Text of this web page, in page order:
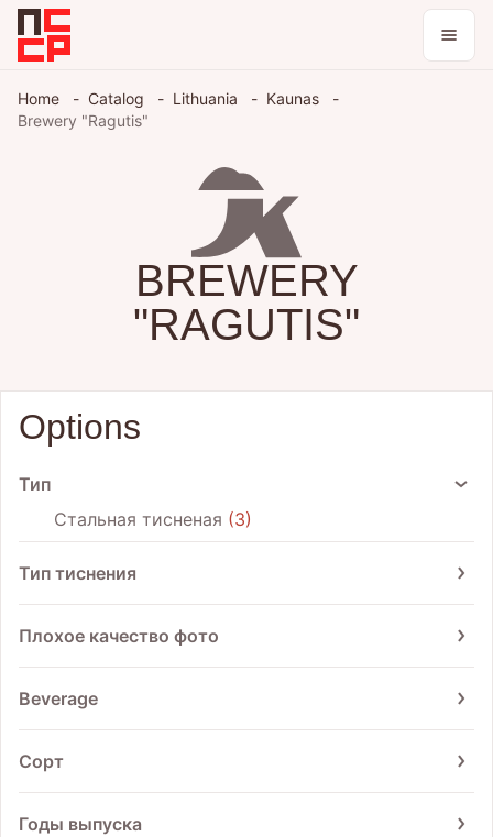
Catalog
Log in / register
Home Catalog Lithuania
Kaunas
Brewery "Ragutis"
BREWERY
"RAGUTIS"
Options
Тип
Стальная тисненая
3
Тип тиснения
Наружу 3
Плохое качество фото
Да 1
Beverage
Beer 3
Сорт
Жигулевское 3
Годы выпуска